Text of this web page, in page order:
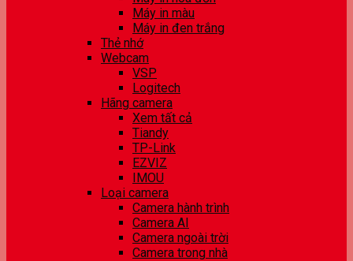
Máy in màu
Máy in đen trắng
Thẻ nhớ
Webcam
VSP
Logitech
Hãng camera
Xem tất cả
Tiandy
TP-Link
EZVIZ
IMOU
Loại camera
Camera hành trình
Camera AI
Camera ngoài trời
Camera trong nhà